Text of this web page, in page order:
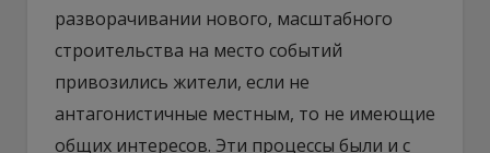
разворачивании нового, масштабного
строительства на место событий
привозились жители, если не
антагонистичные местным, то не имеющие
общих интересов. Эти процессы были и с